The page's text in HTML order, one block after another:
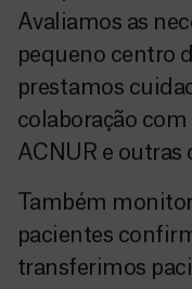
Avaliamos as
pequeno centro
prestamos
colaboração
ACNUR e outras
Também
pacientes
transferimos